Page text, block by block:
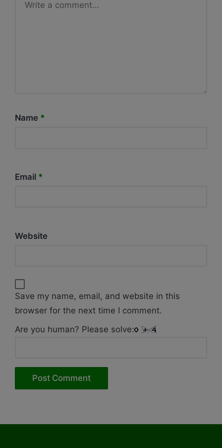
Name *
Email *
Website
Save my name, email, and website in this
browser for the next time I comment.
Are you human? Please solve: